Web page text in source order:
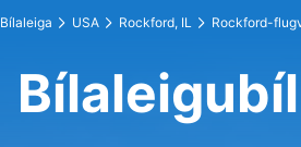
Bílaleiga USA Rockford, IL Rockford-